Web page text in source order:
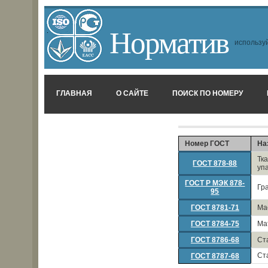
Норматив
ГЛАВНАЯ О САЙТЕ ПОИСК ПО НОМЕРУ
Номер ГОСТ
ГОСТ 878-88
ГОСТ Р МЭК 878-
95
ГОСТ 8781-71
ГОСТ 8784-75
ГОСТ 8786-68
ГОСТ 8787-68